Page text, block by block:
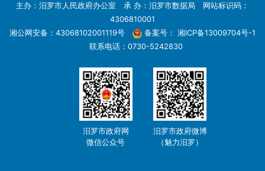
主办：汨罗市人民政府办公室 承 办：汨罗市数据局 网站标识码：
4306810001
湘公网安备：43068102001119号
备案号： 湘ICP备13009704号-1
联系电话：0730-5242830
汨罗市政府网
微信公众号
汨罗市政府微博
（魅力汨罗）